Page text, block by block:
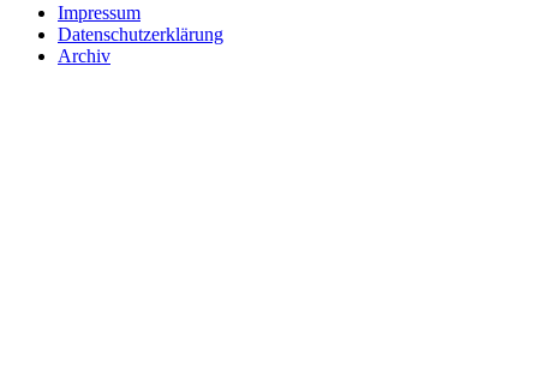
Impressum
Datenschutzerklärung
Archiv